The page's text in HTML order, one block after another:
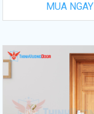
MUA NGAY